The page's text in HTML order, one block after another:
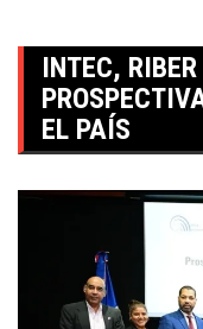
INTEC,
EL PAÍS